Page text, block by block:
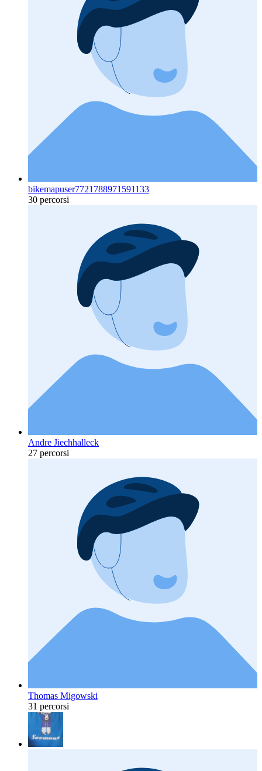
bikemapuser7721788971591133
30 percorsi
Andre Jiechhalleck
27 percorsi
Thomas Migowski
31 percorsi